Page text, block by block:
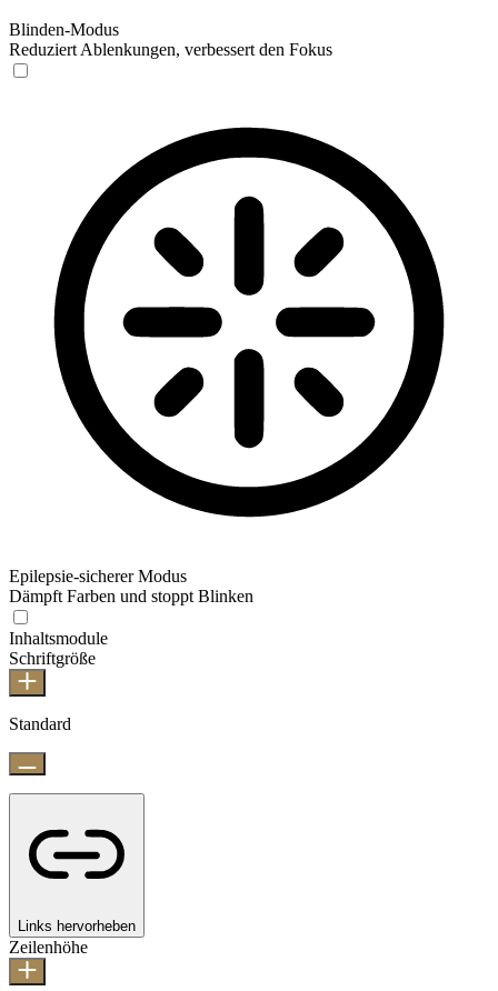
Blinden-Modus
Reduziert Ablenkungen, verbessert den Fokus
Epilepsie-sicherer Modus
Dämpft Farben und stoppt Blinken
Inhaltsmodule
Schriftgröße
Standard
Links hervorheben
Zeilenhöhe